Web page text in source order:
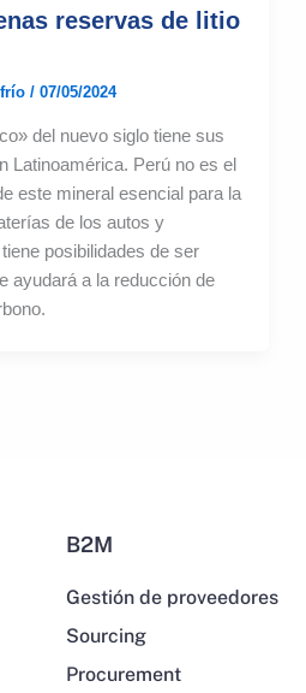
reservas de litio
/ 07/05/2024
del nuevo siglo tiene sus
Latinoamérica. Perú no es el
este mineral esencial para la
de los autos y
posibilidades de ser
ayudará a la reducción de
B2M
Gestión de proveedores
Sourcing
Procurement